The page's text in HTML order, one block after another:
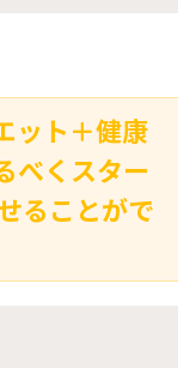
ット＋健康
べくスター
ることがで